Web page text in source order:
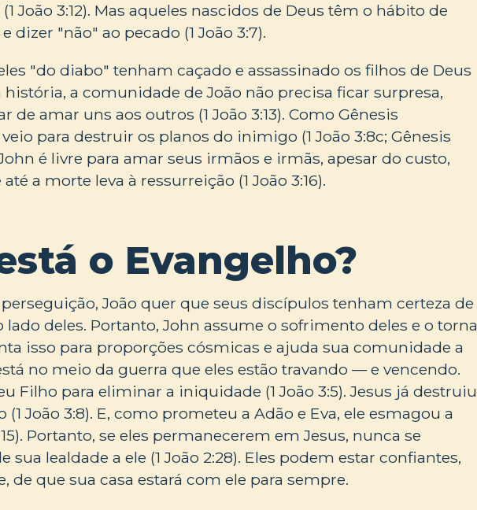
João 3:12). Mas aqueles nascidos de Deus têm o hábito de
dizer "não" ao pecado (1 João 3:7).
"do diabo" tenham caçado e assassinado os filhos de Deus
a comunidade de João não precisa ficar surpresa,
de amar uns aos outros (1 João 3:13). Como Gênesis
para destruir os planos do inimigo (1 João 3:8c; Gênesis
é livre para amar seus irmãos e irmãs, apesar do custo,
a morte leva à ressurreição (1 João 3:16).
o Evangelho?
João quer que seus discípulos tenham certeza de
lado deles. Portanto, John assume o sofrimento deles e o torna
isso para proporções cósmicas e ajuda sua comunidade a
no meio da guerra que eles estão travando — e vencendo.
Filho para eliminar a iniquidade (1 João 3:5). Jesus já destruiu
(1 João 3:8). E, como prometeu a Adão e Eva, ele esmagou a
Portanto, se eles permanecerem em Jesus, nunca se
sua lealdade a ele (1 João 2:28). Eles podem estar confiantes,
de que sua casa estará com ele para sempre.